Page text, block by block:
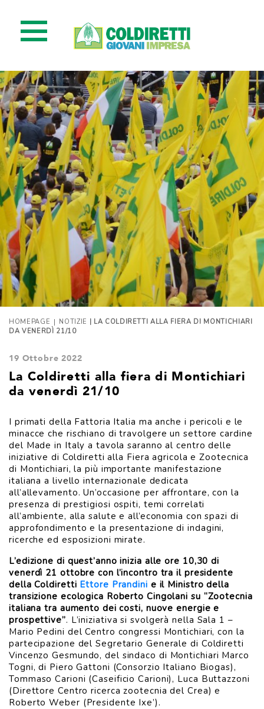
HOMEPAGE | NOTIZIE
| LA COLDIRETTI ALLA FIERA DI MONTICHIARI
DA VENERDÌ 21/10
19 Ottobre 2022
La Coldiretti alla fiera di Montichiari
da venerdì 21/10
I primati della Fattoria Italia ma anche i pericoli e le
minacce che rischiano di travolgere un settore cardine
del Made in Italy a tavola saranno al centro delle
iniziative di Coldiretti alla Fiera agricola e Zootecnica
di Montichiari, la più importante manifestazione
italiana a livello internazionale dedicata
all’allevamento. Un’occasione per affrontare, con la
presenza di prestigiosi ospiti, temi correlati
all’ambiente, alla salute e all’economia con spazi di
approfondimento e la presentazione di indagini,
ricerche ed esposizioni mirate.
L’edizione di quest’anno inizia alle ore 10,30 di
venerdì 21 ottobre con l’incontro tra il presidente
della Coldiretti Ettore Prandini e il Ministro della
transizione ecologica Roberto Cingolani su “Zootecnia
italiana tra aumento dei costi, nuove energie e
prospettive”. L’iniziativa si svolgerà nella Sala 1 –
Mario Pedini del Centro congressi Montichiari, con la
partecipazione del Segretario Generale di Coldiretti
Vincenzo Gesmundo, del sindaco di Montichiari Marco
Togni, di Piero Gattoni (Consorzio Italiano Biogas),
Tommaso Carioni (Caseificio Carioni), Luca Buttazzoni
(Direttore Centro ricerca zootecnia del Crea) e
Roberto Weber (Presidente Ixe’).